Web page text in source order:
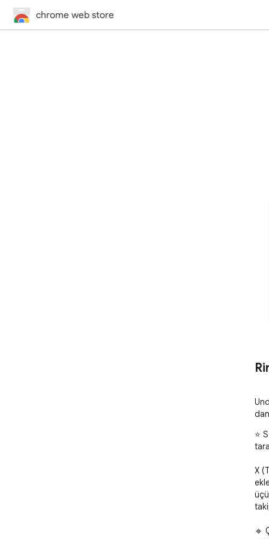
chrome web store
⭐
X
🔹